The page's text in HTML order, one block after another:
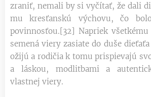
zraniť, nemali by si vyčítať, že dali
mu kresťanskú výchovu, čo
povinnosťou.[32] Napriek
semená viery zasiate do duše
ožijú a rodičia k tomu prispievajú
a láskou, modlitbami a
vlastnej viery.